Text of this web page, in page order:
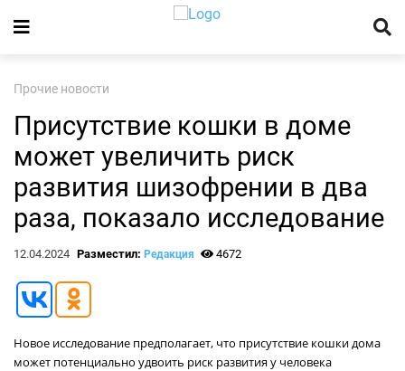
Прочие новости
Присутствие кошки в доме
может увеличить риск
развития шизофрении в два
раза, показало исследование
12.04.2024 Разместил: Редакция 4672
Новое исследование предполагает, что присутствие кошки дома
может потенциально удвоить риск развития у человека